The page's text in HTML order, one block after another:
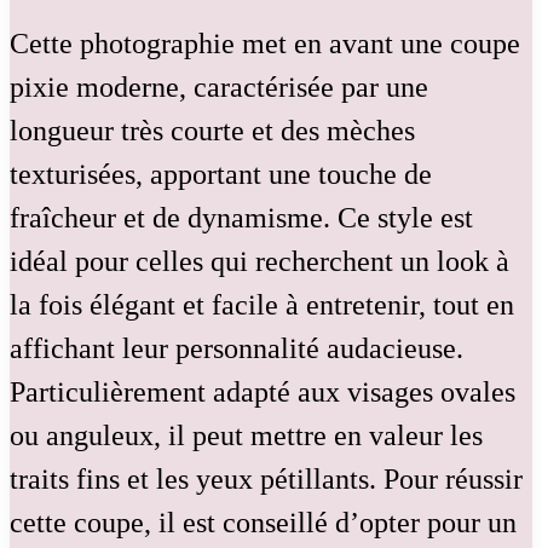
Cette photographie met en avant une coupe
pixie moderne, caractérisée par une
longueur très courte et des mèches
texturisées, apportant une touche de
fraîcheur et de dynamisme. Ce style est
idéal pour celles qui recherchent un look à
la fois élégant et facile à entretenir, tout en
affichant leur personnalité audacieuse.
Particulièrement adapté aux visages ovales
ou anguleux, il peut mettre en valeur les
traits fins et les yeux pétillants. Pour réussir
cette coupe, il est conseillé d’opter pour un